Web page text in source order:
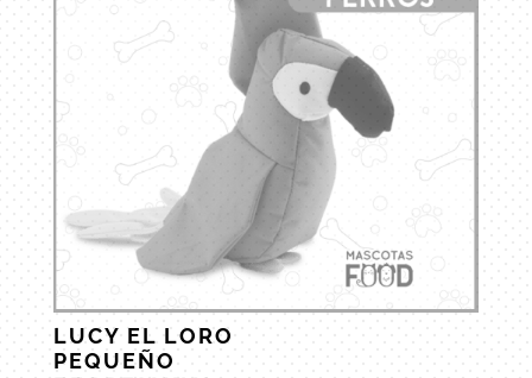
LUCY EL LORO
PEQUEÑO